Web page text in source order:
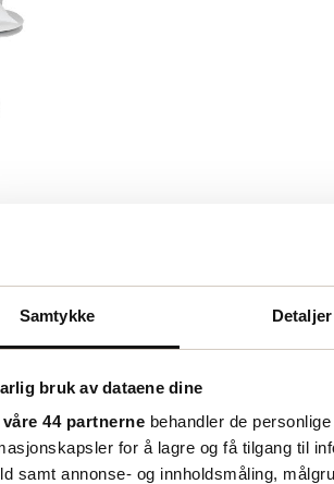
Samtykke Detaljer
bruk av dataene dine
våre 44 partnerne behandler de
for å lagre og få tilgang til
samt annonse- og innholdsmåling,
M
som har en
håndtere en
av
av gangen.
er bredere enn
har en åpen
kutter av 50